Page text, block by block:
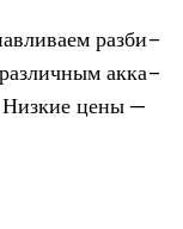
раз­би­
акка­
Низ­кие цены —